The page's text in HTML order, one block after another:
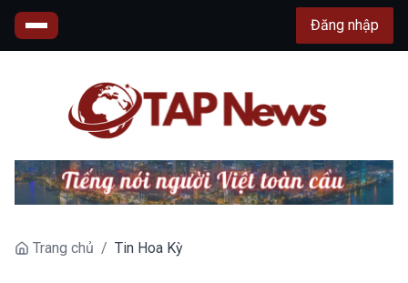
Đăng nhập
Trang chủ / Tin Hoa Kỳ